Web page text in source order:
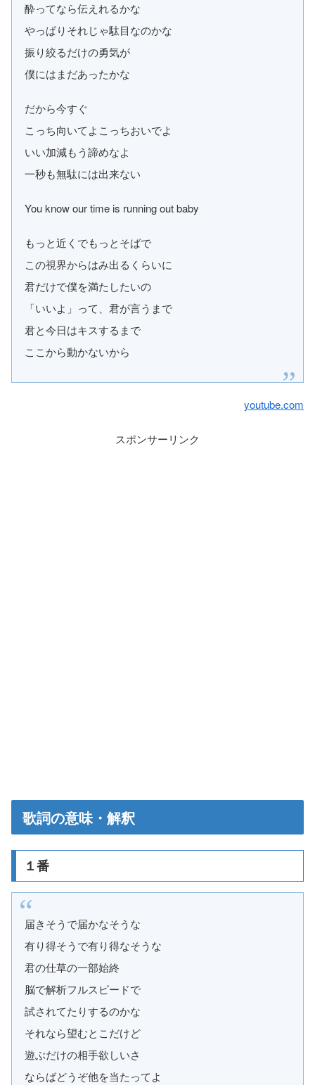
酔ってなら伝えれるかな
やっぱりそれじゃ駄目なのかな
振り絞るだけの勇気が
僕にはまだあったかな
だから今すぐ
こっち向いてよこっちおいでよ
いい加減もう諦めなよ
一秒も無駄には出来ない
You know our time is running out baby
もっと近くでもっとそばで
この視界からはみ出るくらいに
君だけで僕を満たしたいの
「いいよ」って、君が言うまで
君と今日はキスするまで
ここから動かないから
youtube.com
スポンサーリンク
歌詞の意味・解釈
１番
届きそうで届かなそうな
有り得そうで有り得なそうな
君の仕草の一部始終
脳で解析フルスピードで
試されてたりするのかな
それなら望むとこだけど
遊ぶだけの相手欲しいさ
ならばどうぞ他を当たってよ